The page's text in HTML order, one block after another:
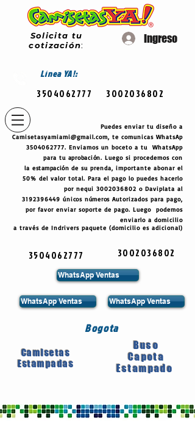
Solicita tu
cotización:
Ingreso
LíneaYA!:
3504062777 3002036802
Puedes enviar tu diseño a
Camisetasyamiami@gmail.com, te comunicas WhatsAp
3504062777. Enviamos un boceto a tu WhatsApp
para tu aprobación. Luego si procedemos con
laestampación de su prenda, importante abonar el
50% del valor total. Para el pago lo puedes hacerlo
por nequi 3002036802 o Daviplata al
3192396449 únicos números Autorizados para pago,
por favor enviar soporte de pago. Luego podemos
enviarlo a domicilio
a través de Indrivers paquete (domicilio es adicional)
3504062777 3002036802
WhatsApp Ventas
WhatsApp Ventas WhatsApp Ventas
Bogota
Camisetas
Estampadas
Buso
Capota
Estampado